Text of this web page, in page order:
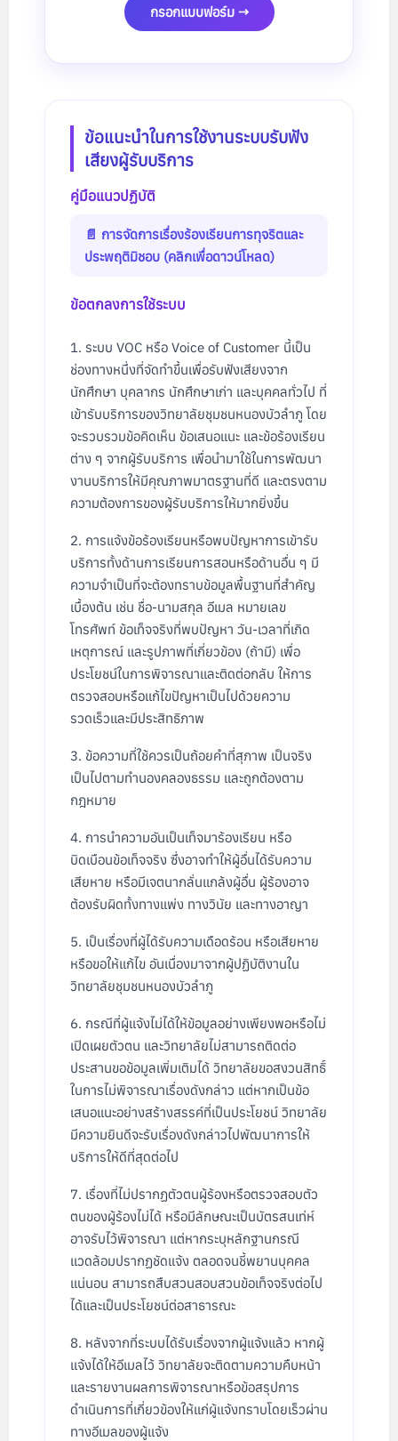
กรอกแบบฟอร์ม →
ข้อแนะนำในการใช้งานระบบรับฟัง
เสียงผู้รับบริการ
คู่มือแนวปฏิบัติ
📄 การจัดการเรื่องร้องเรียนการทุจริตและ
ประพฤติมิชอบ (คลิกเพื่อดาวน์โหลด)
ข้อตกลงการใช้ระบบ
ระบบ VOC หรือ Voice of Customer นี้เป็น
ช่องทางหนึ่งที่จัดทำขึ้นเพื่อรับฟังเสียงจาก
นักศึกษา บุคลากร นักศึกษาเก่า และบุคคลทั่วไป ที่
เข้ารับบริการของวิทยาลัยชุมชนหนองบัวลำภู โดย
จะรวบรวมข้อคิดเห็น ข้อเสนอแนะ และข้อร้องเรียน
ต่าง ๆ จากผู้รับบริการ เพื่อนำมาใช้ในการพัฒนา
งานบริการให้มีคุณภาพมาตรฐานที่ดี และตรงตาม
ความต้องการของผู้รับบริการให้มากยิ่งขึ้น
การแจ้งข้อร้องเรียนหรือพบปัญหาการเข้ารับ
บริการทั้งด้านการเรียนการสอนหรือด้านอื่น ๆ มี
ความจำเป็นที่จะต้องทราบข้อมูลพื้นฐานที่สำคัญ
เบื้องต้น เช่น ชื่อ-นามสกุล อีเมล หมายเลข
โทรศัพท์ ข้อเท็จจริงที่พบปัญหา วัน-เวลาที่เกิด
เหตุการณ์ และรูปภาพที่เกี่ยวข้อง (ถ้ามี) เพื่อ
ประโยชน์ในการพิจารณาและติดต่อกลับ ให้การ
ตรวจสอบหรือแก้ไขปัญหาเป็นไปด้วยความ
รวดเร็วและมีประสิทธิภาพ
ข้อความที่ใช้ควรเป็นถ้อยคำที่สุภาพ เป็นจริง
เป็นไปตามทำนองคลองธรรม และถูกต้องตาม
กฎหมาย
การนำความอันเป็นเท็จมาร้องเรียน หรือ
บิดเบือนข้อเท็จจริง ซึ่งอาจทำให้ผู้อื่นได้รับความ
เสียหาย หรือมีเจตนากลั่นแกล้งผู้อื่น ผู้ร้องอาจ
ต้องรับผิดทั้งทางแพ่ง ทางวินัย และทางอาญา
เป็นเรื่องที่ผู้ได้รับความเดือดร้อน หรือเสียหาย
หรือขอให้แก้ไข อันเนื่องมาจากผู้ปฏิบัติงานใน
วิทยาลัยชุมชนหนองบัวลำภู
กรณีที่ผู้แจ้งไม่ได้ให้ข้อมูลอย่างเพียงพอหรือไม่
เปิดเผยตัวตน และวิทยาลัยไม่สามารถติดต่อ
ประสานขอข้อมูลเพิ่มเติมได้ วิทยาลัยขอสงวนสิทธิ์
ในการไม่พิจารณาเรื่องดังกล่าว แต่หากเป็นข้อ
เสนอแนะอย่างสร้างสรรค์ที่เป็นประโยชน์ วิทยาลัย
มีความยินดีจะรับเรื่องดังกล่าวไปพัฒนาการให้
บริการให้ดีที่สุดต่อไป
เรื่องที่ไม่ปรากฏตัวตนผู้ร้องหรือตรวจสอบตัว
ตนของผู้ร้องไม่ได้ หรือมีลักษณะเป็นบัตรสนเท่ห์
อาจรับไว้พิจารณา แต่หากระบุหลักฐานกรณี
แวดล้อมปรากฏชัดแจ้ง ตลอดจนชี้พยานบุคคล
แน่นอน สามารถสืบสวนสอบสวนข้อเท็จจริงต่อไป
ได้และเป็นประโยชน์ต่อสาธารณะ
หลังจากที่ระบบได้รับเรื่องจากผู้แจ้งแล้ว หากผู้
แจ้งได้ให้อีเมลไว้ วิทยาลัยจะติดตามความคืบหน้า
และรายงานผลการพิจารณาหรือข้อสรุปการ
ดำเนินการที่เกี่ยวข้องให้แก่ผู้แจ้งทราบโดยเร็วผ่าน
ทางอีเมลของผู้แจ้ง